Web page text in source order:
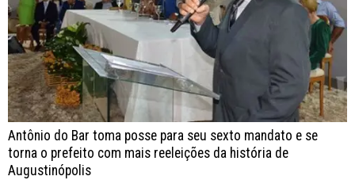
Antônio do Bar toma posse para seu sexto mandato e se
torna o prefeito com mais reeleições da história de
Augustinópolis